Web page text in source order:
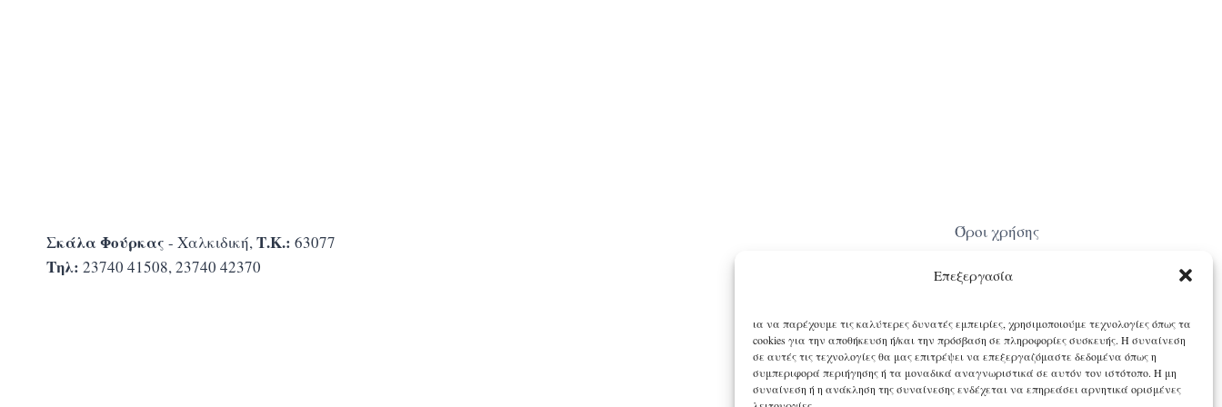
Επεξεργασία
ια να παρέχουμε τις καλύτερες δυνατές εμπειρίες, χρησιμοποιούμε τεχνολογίες όπως τα
cookies για την αποθήκευση ή/και την πρόσβαση σε πληροφορίες συσκευής. Η συναίνεση
σε αυτές τις τεχνολογίες θα μας επιτρέψει να επεξεργαζόμαστε δεδομένα όπως η
συμπεριφορά περιήγησης ή τα μοναδικά αναγνωριστικά σε αυτόν τον ιστότοπο. Η μη
συναίνεση ή η ανάκληση της συναίνεσης ενδέχεται να επηρεάσει αρνητικά ορισμένες
Σκάλα Φούρκας - Χαλκιδική,Τ.Κ.: 63077
Τηλ: 23740 41508, 23740 42370
Όροι χρήσης